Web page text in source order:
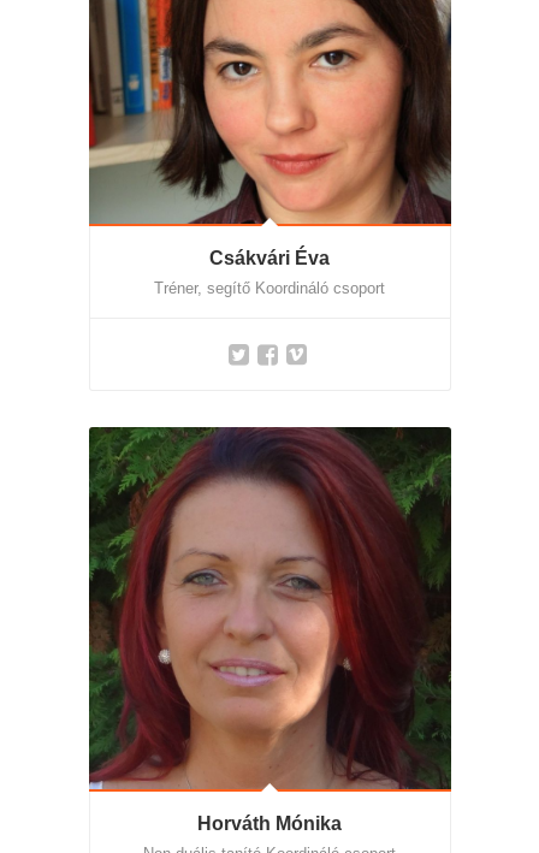
Csákvári Éva
Tréner, segítő Koordináló csoport
Horváth Mónika